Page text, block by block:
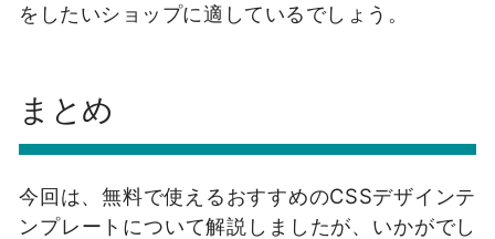
をしたいショップに適しているでしょう。
まとめ
今回は、無料で使えるおすすめのCSSデザインテ
ンプレートについて解説しましたが、いかがでし